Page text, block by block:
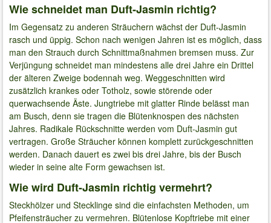
Wie schneidet man Duft-Jasmin richtig?
Im Gegensatz zu anderen Sträuchern wächst der Duft-Jasmin
rasch und üppig. Schon nach wenigen Jahren ist es möglich, dass
man den Strauch durch Schnittmaßnahmen bremsen muss. Zur
Verjüngung schneidet man mindestens alle drei Jahre ein Drittel
der älteren Zweige bodennah weg. Weggeschnitten wird
zusätzlich krankes oder Totholz, sowie störende oder
querwachsende Äste. Jungtriebe mit glatter Rinde belässt man
am Busch, denn sie tragen die Blütenknospen des nächsten
Jahres. Radikale Rückschnitte werden vom Duft-Jasmin gut
vertragen. Große Sträucher können komplett zurückgeschnitten
werden. Danach dauert es zwei bis drei Jahre, bis der Busch
wieder in seine alte Form gewachsen ist.
Wie wird Duft-Jasmin richtig vermehrt?
Steckhölzer und Stecklinge sind die einfachsten Methoden, um
Pfeifensträucher zu vermehren. Blütenlose Kopftriebe mit einer